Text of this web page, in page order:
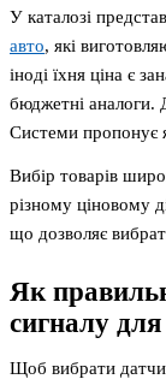
У каталозі
авто, які
іноді їхня ціна є
бюджетні аналоги.
Системи пропонує
Вибір товарів
різному ціновому
що дозволяє
Як
сигналу
Щоб вибрати